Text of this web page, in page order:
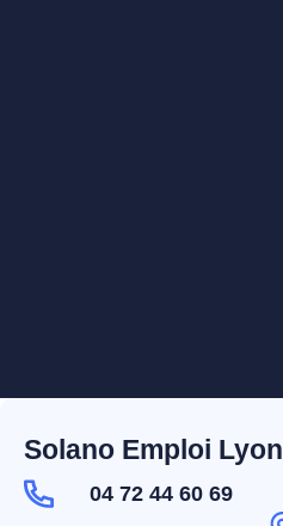
Solano Emploi Lyon
04 72 44 60 69